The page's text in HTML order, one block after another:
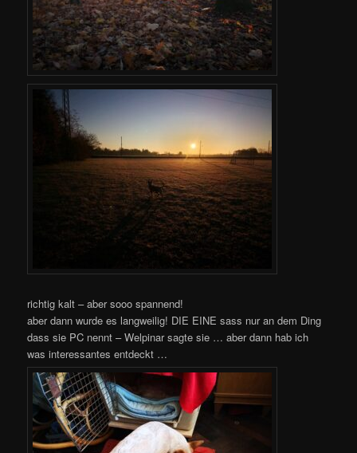
richtig kalt – aber sooo spannend!
aber dann wurde es langweilig! DIE EINE sass nur an dem Ding
dass sie PC nennt – Welpinar sagte sie … aber dann hab ich
was interessantes entdeckt …